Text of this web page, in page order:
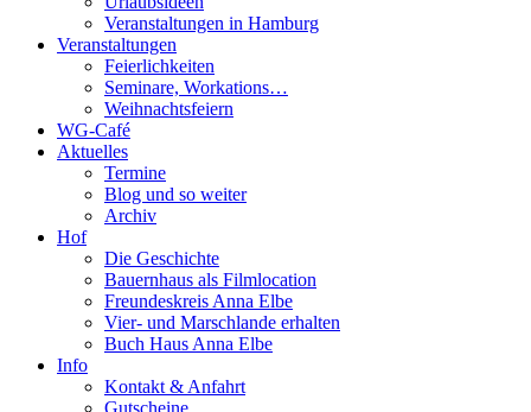
Veranstaltungen in Hamburg
Veranstaltungen
Feierlichkeiten
Seminare, Workations…
Weihnachtsfeiern
WG-Café
Aktuelles
Termine
Blog und so weiter
Archiv
Hof
Die Geschichte
Bauernhaus als Filmlocation
Freundeskreis Anna Elbe
Vier- und Marschlande erhalten
Buch Haus Anna Elbe
Info
Kontakt & Anfahrt
Gutscheine